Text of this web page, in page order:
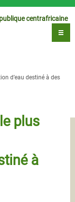
centrafricaine
d’eau destiné à des
plus
à